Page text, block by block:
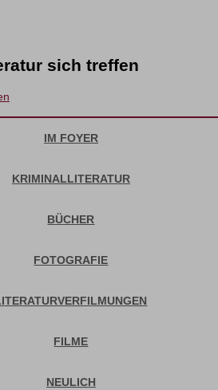
sich treffen
IM FOYER
KRIMINALLITERATUR
BÜCHER
FOTOGRAFIE
FILME
NEULICH